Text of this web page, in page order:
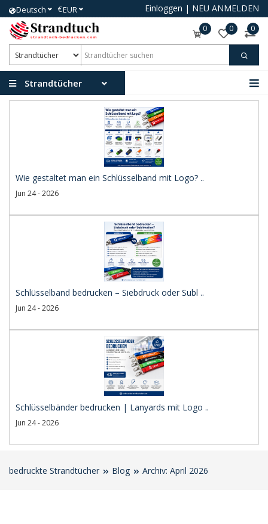
Deutsch €EUR Einloggen | NEU ANMELDEN
0 0 0
Strandtücher
Wie gestaltet man ein Schlüsselband mit Logo? ..
Jun 24 - 2026
Schlüsselband bedrucken – Siebdruck oder Subl ..
Jun 24 - 2026
Schlüsselbänder bedrucken | Lanyards mit Logo ..
Jun 24 - 2026
bedruckte Strandtücher Blog Archiv: April 2026